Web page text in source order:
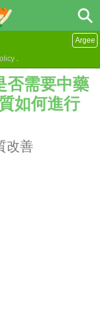
.
Argee
否需要中藥
如何進行
改善